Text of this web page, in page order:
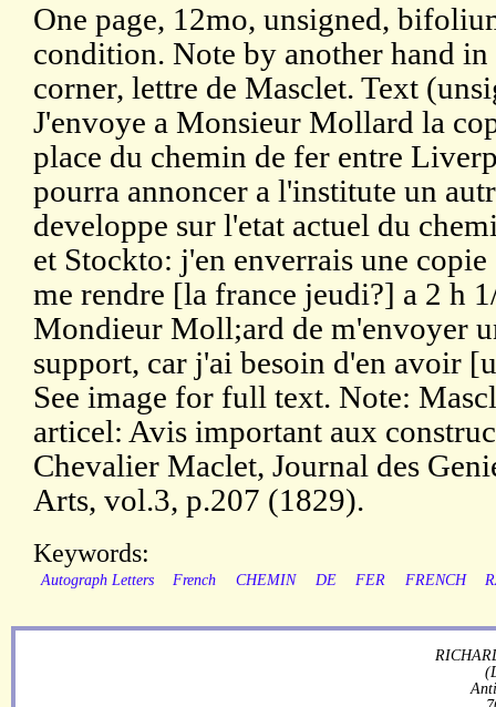
One page, 12mo, unsigned,
condition. Note by another hand
corner, lettre de Masclet. Text
J'envoye a Monsieur Mollard la
place du chemin de fer entre
pourra annoncer a l'institute un
developpe sur l'etat actuel du
et Stockto: j'en enverrais une
me rendre [la france jeudi?] a 2 h
Mondieur Moll;ard de m'envoyer
support, car j'ai besoin d'en avoir
See image for full text. Note:
articel: Avis important aux
Chevalier Maclet, Journal des
Arts, vol.3, p.207 (1829).
Keywords:
Autograph Letters French CHEMIN DE FER FRENCH